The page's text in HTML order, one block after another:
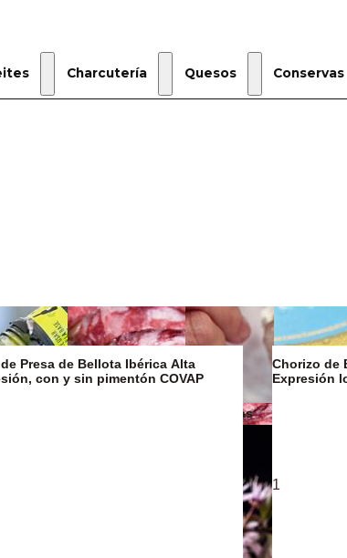
Charcutería Quesos
Mantequillas
Conservas
Presa de Bellota Ibérica Alta
con y sin pimentón COVAP
Chorizo de
Expresión
1